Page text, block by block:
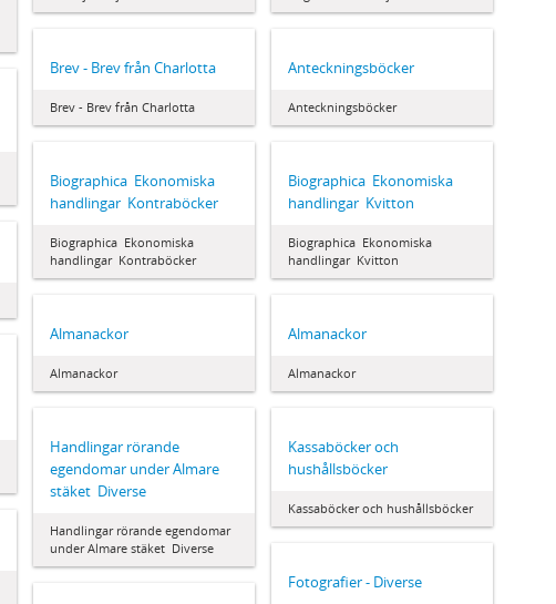
Brev - Brev från Charlotta
Brev - Brev från Charlotta
Anteckningsböcker
Anteckningsböcker
Biographica  Ekonomiska
handlingar  Kontraböcker
Biographica  Ekonomiska
handlingar  Kontraböcker
Biographica  Ekonomiska
handlingar  Kvitton
Biographica  Ekonomiska
handlingar  Kvitton
Almanackor
Almanackor
Almanackor
Almanackor
Handlingar rörande
egendomar under Almare
stäket  Diverse
Handlingar rörande egendomar
under Almare stäket  Diverse
Kassaböcker och
hushållsböcker
Kassaböcker och hushållsböcker
Fotografier - Diverse